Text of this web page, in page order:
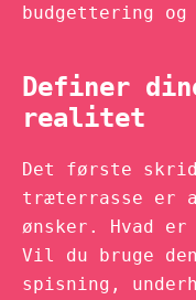
budgettering
Definer
realitet
Det første
træterrasse er
ønsker. Hvad er
Vil du bruge
spisning,